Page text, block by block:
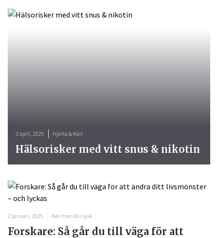
3 april, 2025 Hjärta & Kärl
Hälsorisker med vitt snus & nikotin
2 januari, 2025 När man blir sjuk
Forskare: Så går du till väga för att